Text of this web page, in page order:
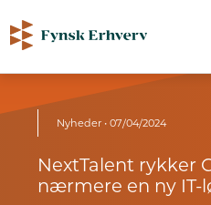
Nyheder• 07/04/2024
NextTalent rykker
nærmere en ny IT-